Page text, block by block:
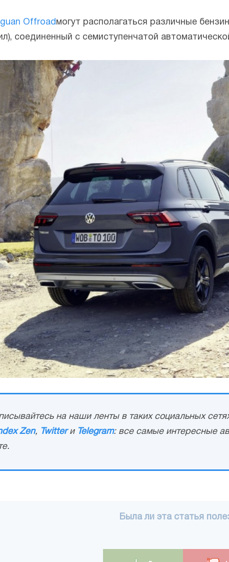
Offroadмогут располагаться различные
соединенный с семиступенчатой
на наши ленты в таких социальных
Zen, Twitterи Telegram: все самые интересные
Была ли эта статья